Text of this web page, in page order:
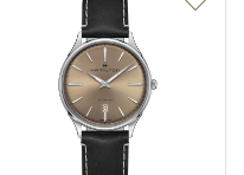
částečně otevřený